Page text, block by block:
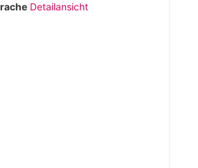
Detailansicht